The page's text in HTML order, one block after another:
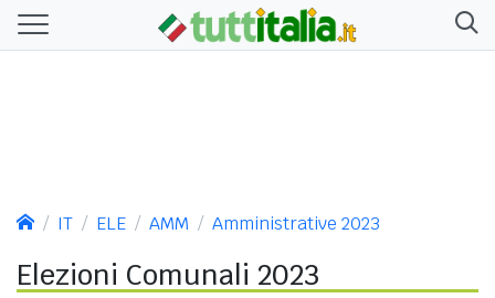
IT ELE AMM Amministrative 2023
Elezioni Comunali 2023